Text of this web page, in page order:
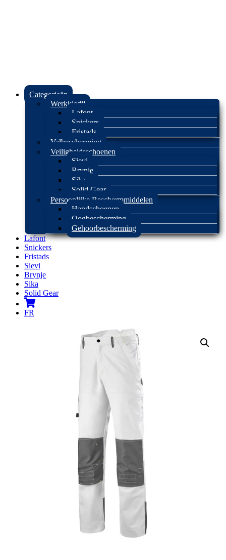
Categorieën
Werkkledij
Lafont
Snickers
Fristads
Valbescherming
Veiligheidsschoenen
Sievi
Brynje
Sika
Solid Gear
Persoonlijke Beschermmiddelen
Handschoenen
Oogbescherming
Gehoorbescherming
Lafont
Snickers
Fristads
Sievi
Brynje
Sika
Solid Gear
FR